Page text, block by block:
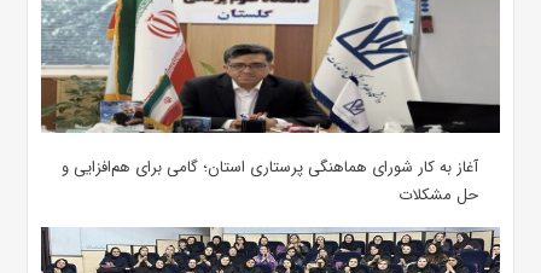
آغاز به کار شورای هماهنگی پرستاری استان؛ گامی برای هم‌افزایی و
حل مشکلات